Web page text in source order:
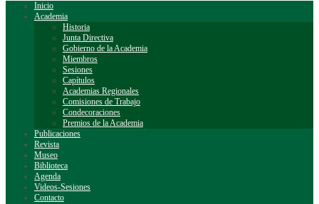
Inicio
Academia
Historia
Junta Directiva
Gobierno de la Academia
Miembros
Sesiones
Capítulos
Academias Regionales
Comisiones de Trabajo
Condecoraciones
Premios de la Academia
Publicaciones
Revista
Museo
Biblioteca
Agenda
Videos-Sesiones
Contacto